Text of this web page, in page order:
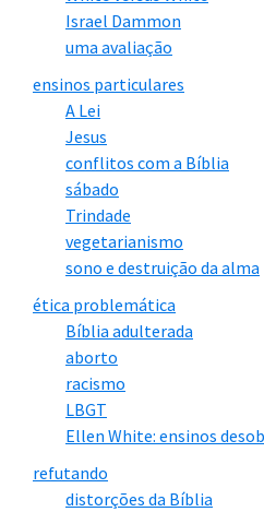
Israel Dammon
uma avaliação
ensinos particulares
A Lei
Jesus
conflitos com a Bíblia
sábado
Trindade
vegetarianismo
sono e destruição da alma
ética problemática
Bíblia adulterada
aborto
racismo
LBGT
Ellen White: ensinos
refutando
distorções da Bíblia